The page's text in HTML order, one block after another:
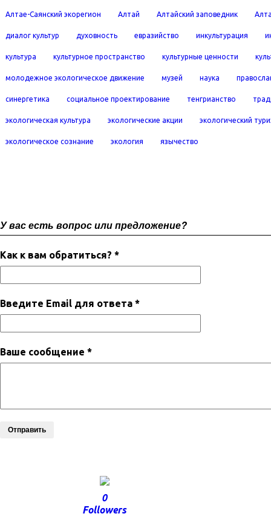
Алтае-Саянский экорегион Алтай Алтайский заповедник
диалог культур духовность евразийство инкультурация
культура культурное пространство культурные ценности
молодежное экологическое движение музей наука
синергетика социальное проектирование тенгрианство
экологическая культура экологические акции экологический
экологическое сознание экология язычество
У вас есть вопрос или предложение?
Как к вам обратиться? *
Введите Email для ответа *
Ваше сообщение *
Отправить
0
Followers